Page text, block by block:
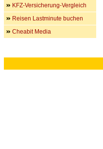
KFZ-Versicherung-Vergleich
Reisen Lastminute buchen
Cheabit Media